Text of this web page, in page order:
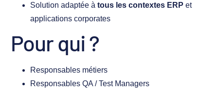
Solution adaptée àtous les contextes ERP et
applications corporates
Pour qui ?
Responsables métiers
Responsables QA / Test Managers